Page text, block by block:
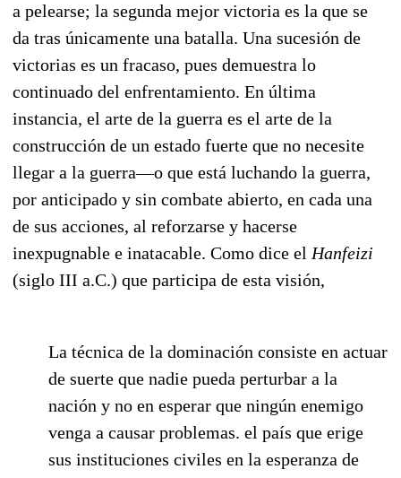
a pelearse; la segunda mejor victoria es la que se
da tras únicamente una batalla. Una sucesión de
victorias es un fracaso, pues demuestra lo
continuado del enfrentamiento. En última
instancia, el arte de la guerra es el arte de la
construcción de un estado fuerte que no necesite
llegar a la guerra—o que está luchando la guerra,
por anticipado y sin combate abierto, en cada una
de sus acciones, al reforzarse y hacerse
inexpugnable e inatacable. Como dice el Hanfeizi
(siglo III a.C.) que participa de esta visión,
La técnica de la dominación consiste en actuar
de suerte que nadie pueda perturbar a la
nación y no en esperar que ningún enemigo
venga a causar problemas. el país que erige
sus instituciones civiles en la esperanza de